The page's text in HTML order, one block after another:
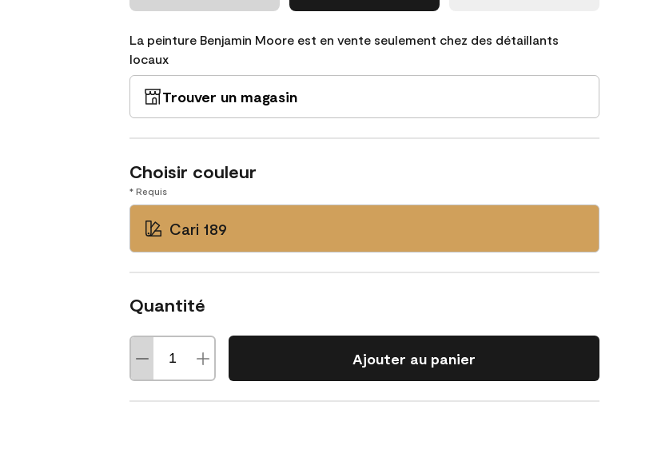
La peinture Benjamin Moore est en vente seulement chez des détaillants
locaux
Trouver un magasin
Choisir couleur
* Requis
Cari 189
Quantité
Ajouter au panier